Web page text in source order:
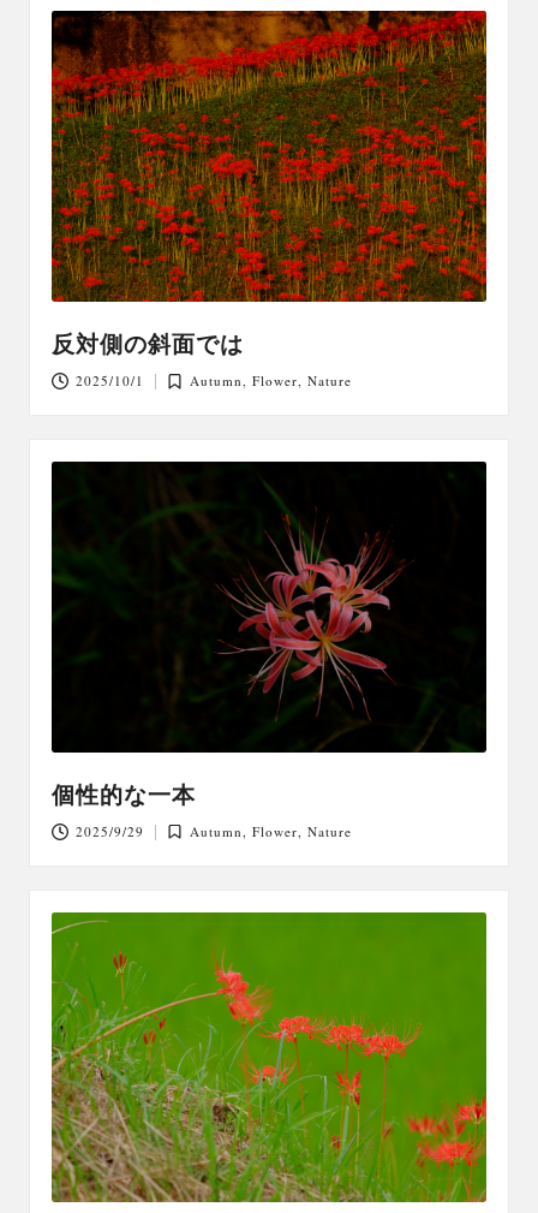
反対側の斜面では
2025/10/1
Posted
Autumn,Flower,Nature
個性的な一本
2025/9/29
Posted
Autumn,Flower,Nature